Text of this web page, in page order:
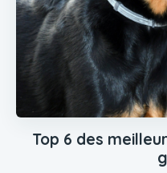
Top 6 des